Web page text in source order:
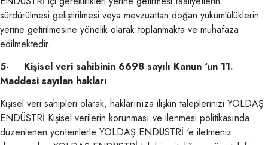
sürdürülmesi geliştirilmesi veya mevzuattan doğan yükümlülüklerin
yerine getirilmesine yönelik olarak toplanmakta ve muhafaza
edilmektedir.
5- Kişisel veri sahibinin 6698 sayılı Kanun ‘un 11.
Maddesi sayılan hakları
Kişisel veri sahipleri olarak, haklarınıza ilişkin taleplerinizi YOLDAŞ
ENDÜSTRİ Kişisel verilerin korunması ve ilenmesi politikasında
düzenlenen yöntemlerle YOLDAŞ ENDÜSTRİ ‘e iletmeniz